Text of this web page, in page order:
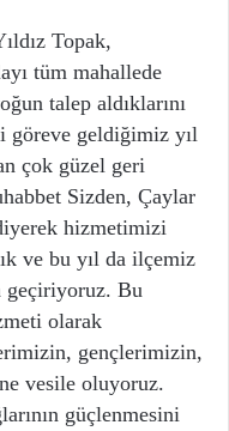
Topak,
tüm mahallede
talep aldıklarını
göreve geldiğimiz yıl
çok güzel geri
Sizden, Çaylar
hizmetimizi
ve bu yıl da ilçemiz
geçiriyoruz. Bu
olarak
gençlerimizin,
vesile oluyoruz.
güçlenmesini